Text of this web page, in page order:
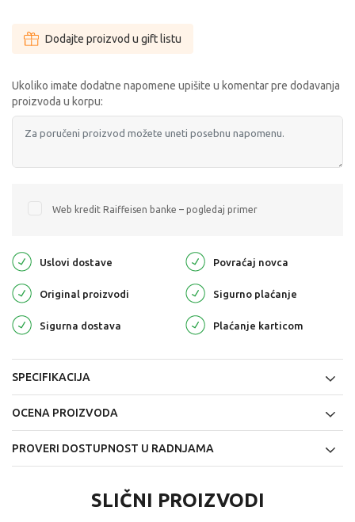
Dodajte proizvod u gift listu
Ukoliko imate dodatne napomene upišite u komentar pre dodavanja
proizvoda u korpu:
Web kredit Raiffeisen banke – pogledaj primer
Uslovi dostave Povraćaj novca
Original proizvodi Sigurno plaćanje
Sigurna dostava Plaćanje karticom
SPECIFIKACIJA
OCENA PROIZVODA
PROVERI DOSTUPNOST U RADNJAMA
SLIČNI PROIZVODI